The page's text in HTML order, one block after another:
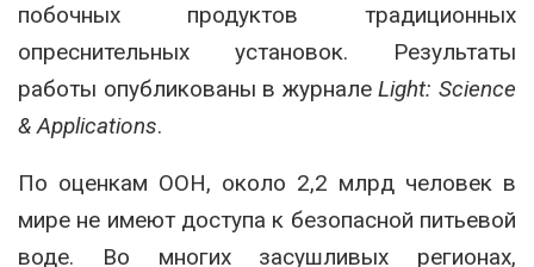
побочных продуктов традиционных
опреснительных установок. Результаты
работы опубликованы в журналеLight: Science
& Applications.
По оценкам ООН, около 2,2 млрд человек в
мире не имеют доступа к безопасной питьевой
воде. Во многих засушливых регионах,